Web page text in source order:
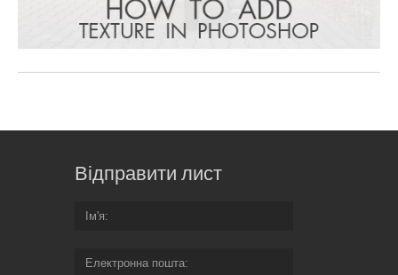
Відправити лист
Ім'я
Електронна пошта